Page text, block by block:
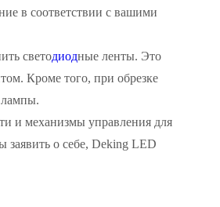
в соответствии с вашими
светодиодные ленты. Это
Кроме того, при обрезке
лампы.
и механизмы управления для
заявить о себе, Deking LED